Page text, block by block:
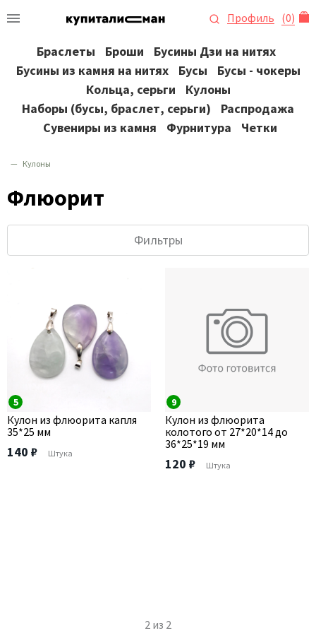
Профиль (0)
Браслеты Броши
Бусины Дзи на нитях
Бусины из камня на нитях
Бусы
Бусы - чокеры
Кольца, серьги
Кулоны
Наборы (бусы, браслет, серьги)
Распродажа
Сувениры из камня
Фурнитура Четки
Кулоны
Флюорит
Фильтры
5
Кулон из флюорита капля
35*25 мм
140 ₽ Штука
9
Кулон из флюорита
колотого от 27*20*14 до
36*25*19 мм
120 ₽ Штука
2 из 2